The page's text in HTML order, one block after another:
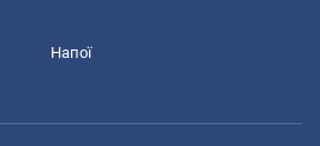
Напої